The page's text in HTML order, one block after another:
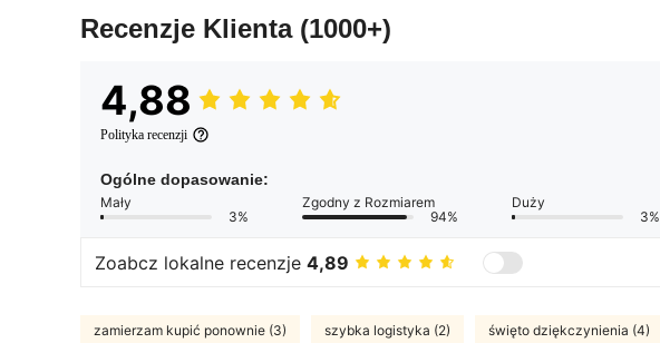
Recenzje Klienta (1000+)
4,88
Polityka recenzji
Ogólne dopasowanie:
Mały
3%
Zgodny z Rozmiarem
94%
Duży
3%
Zoabcz lokalne recenzje 4,89
zamierzam kupić ponownie (3) szybka logistyka (2) święto dziękczynienia (4)